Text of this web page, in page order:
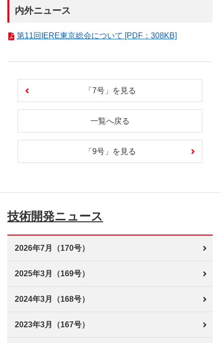
内外ニュース
第11回IERE東京総会について [PDF：308KB]
「7号」を見る
一覧へ戻る
「9号」を見る
技術開発ニュース
2026年7月（170号）
2025年3月（169号）
2024年3月（168号）
2023年3月（167号）